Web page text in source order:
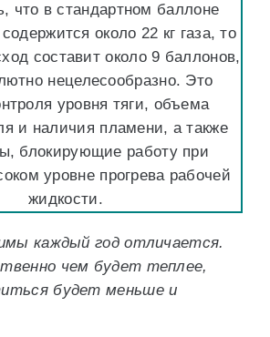
что в стандартном баллоне
около 22 кг газа, то
составит около 9 баллонов,
нецелесообразно. Это
уровня тяги, объема
и наличия пламени, а также
блокирующие работу при
уровне прогрева рабочей
жидкости.
каждый год отличается.
чем будет теплее,
будет меньше и